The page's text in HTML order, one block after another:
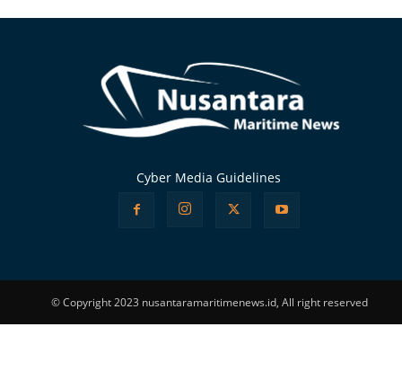
Cyber Media Guidelines
© Copyright 2023 nusantaramaritimenews.id, All right reserved